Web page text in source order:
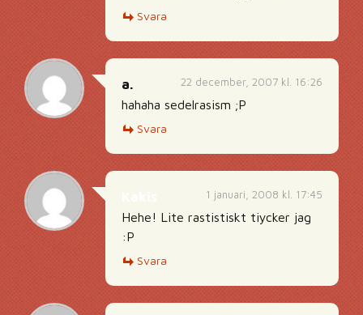
Svara
22 december, 2007 kl. 16:26
a.
hahaha sedelrasism ;P
Svara
1 januari, 2008 kl. 17:45
Hehe! Lite rastistiskt tiycker jag
:P
Svara